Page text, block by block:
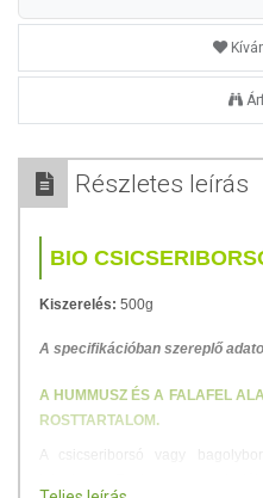
Részletes leírás
BIO
Kiszerelés: 500g
A specifikációban szereplő
A HUMMUSZ ÉS A FALAFEL
ROSTTARTALOM.
A csicseriborsó vagy